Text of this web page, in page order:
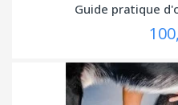
Guide pratique